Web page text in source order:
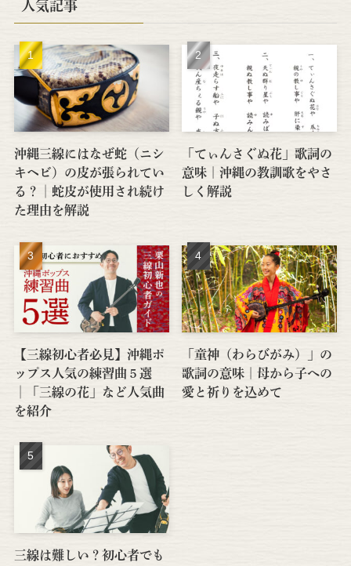
人気記事
沖縄三線にはなぜ蛇（ニシ
キヘビ）の皮が張られてい
る？│蛇皮が使用され続け
た理由を解説
「てぃんさぐぬ花」歌詞の
意味｜沖縄の教訓歌をやさ
しく解説
【三線初心者必見】沖縄ポ
ップス人気の練習曲５選
│「三線の花」など人気曲
を紹介
「童神（わらびがみ）」の
歌詞の意味｜母から子への
愛と祈りを込めて
三線は難しい？初心者でも